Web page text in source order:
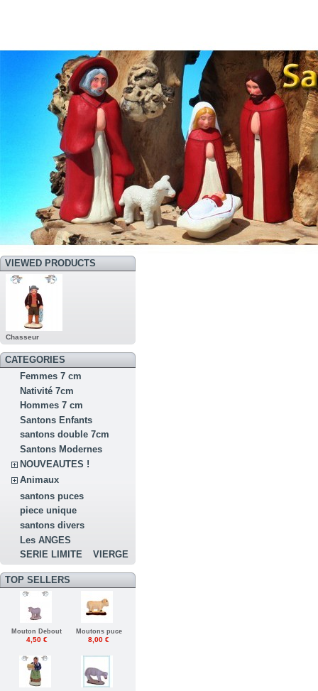
VIEWED PRODUCTS
Chasseur
CATEGORIES
Femmes 7 cm
Nativité 7cm
Hommes 7 cm
Santons Enfants
santons double 7cm
Santons Modernes
NOUVEAUTES !
Animaux
santons puces
piece unique
santons divers
Les ANGES
SERIE LIMITE
VIERGE
TOP SELLERS
Mouton Debout
4,50 €
Moutons puce
8,00 €